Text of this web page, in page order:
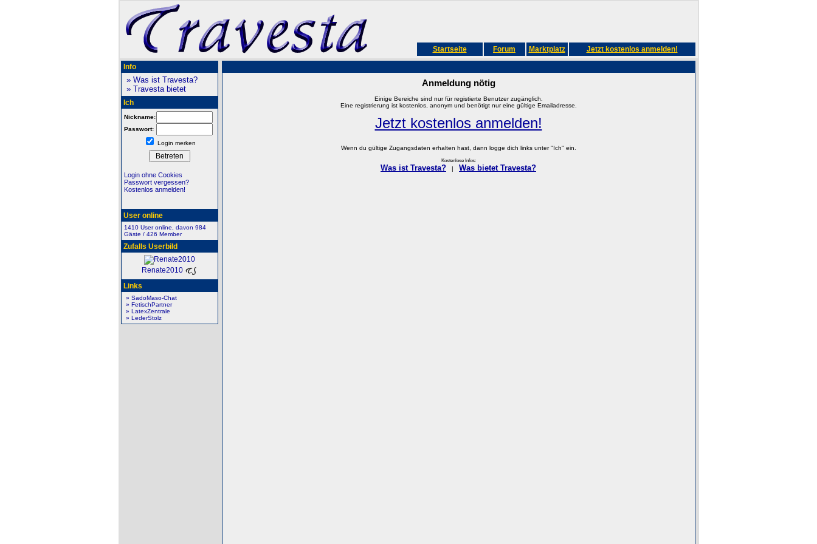
Startseite Forum Marktplatz Jetzt kostenlos anmelden!
Info
» Was ist Travesta?
» Travesta bietet
Ich
Nickname:
Passwort:
Login merken
Login ohne Cookies
Passwort vergessen?
Kostenlos anmelden!
User online
1410 User online, davon 984
Gäste / 426 Member
Zufalls Userbild
Renate2010
Links
» SadoMaso-Chat
» FetischPartner
» LatexZentrale
» LederStolz
Anmeldung nötig
Einige Bereiche sind nur für registierte Benutzer zugänglich.
Eine registrierung ist kostenlos, anonym und benötigt nur eine gültige Emailadresse.
Jetzt kostenlos anmelden!
Wenn du gültige Zugangsdaten erhalten hast, dann logge dich links unter "Ich" ein.
Kostenlose Infos:
Was ist Travesta? Was bietet Travesta?